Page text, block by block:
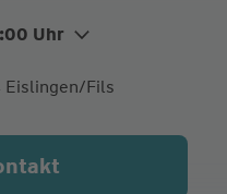
Uhr
14:00 - 17:00
Eislingen/Fils